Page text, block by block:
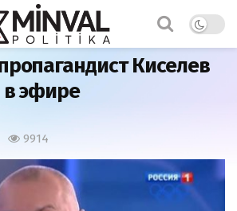
Киселев
в эфире
9914